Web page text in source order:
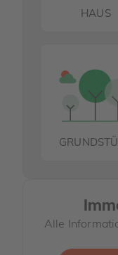
HAUS
Alle